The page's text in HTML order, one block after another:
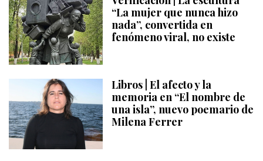
“La mujer que nunca hizo
nada”, convertida en
fenómeno viral, no existe
Libros | El afecto y la
memoria en “El nombre de
una isla”, nuevo poemario de
Milena Ferrer